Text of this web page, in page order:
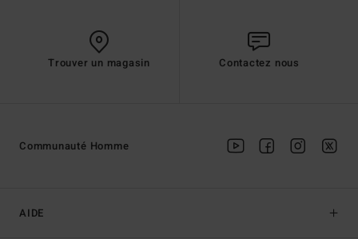
Trouver un magasin Contactez nous
AIDE
Communauté Homme